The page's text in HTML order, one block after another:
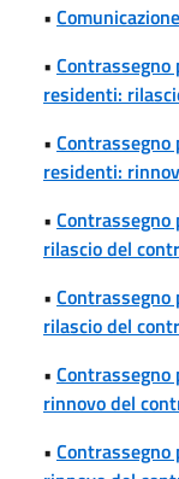
•
•
residenti:
•
residenti:
•
rilascio del
•
rilascio del
•
rinnovo del
•